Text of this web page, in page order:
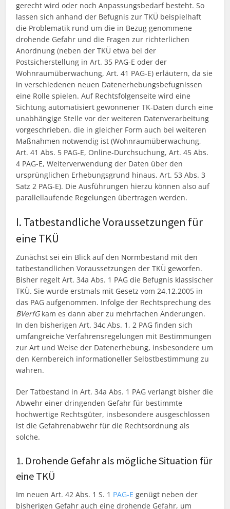
gerecht wird oder noch Anpassungsbedarf besteht. So
lassen sich anhand der Befugnis zur TKÜ beispielhaft
die Problematik rund um die in Bezug genommene
drohende Gefahr und die Fragen zur richterlichen
Anordnung (neben der TKÜ etwa bei der
Postsicherstellung in Art. 35 PAG-E oder der
Wohnraumüberwachung, Art. 41 PAG-E) erläutern, da sie
in verschiedenen neuen Datenerhebungsbefugnissen
eine Rolle spielen. Auf Rechtsfolgenseite wird eine
Sichtung automatisiert gewonnener TK-Daten durch eine
unabhängige Stelle vor der weiteren Datenverarbeitung
vorgeschrieben, die in gleicher Form auch bei weiteren
Maßnahmen notwendig ist (Wohnraumüberwachung,
Art. 41 Abs. 5 PAG-E, Online-Durchsuchung, Art. 45 Abs.
4 PAG-E, Weiterverwendung der Daten über den
ursprünglichen Erhebungsgrund hinaus, Art. 53 Abs. 3
Satz 2 PAG-E). Die Ausführungen hierzu können also auf
parallellaufende Regelungen übertragen werden.
I. Tatbestandliche Voraussetzungen für
eine TKÜ
Zunächst sei ein Blick auf den Normbestand mit den
tatbestandlichen Voraussetzungen der TKÜ geworfen.
Bisher regelt Art. 34a Abs. 1 PAG die Befugnis klassischer
TKÜ. Sie wurde erstmals mit Gesetz vom 24.12.2005 in
das PAG aufgenommen. Infolge der Rechtsprechung des
BVerfGkam es dann aber zu mehrfachen Änderungen.
In den bisherigen Art. 34c Abs. 1, 2 PAG finden sich
umfangreiche Verfahrensregelungen mit Bestimmungen
zur Art und Weise der Datenerhebung, insbesondere um
den Kernbereich informationeller Selbstbestimmung zu
wahren.
Der Tatbestand in Art. 34a Abs. 1 PAG verlangt bisher die
Abwehr einer dringenden Gefahr für bestimmte
hochwertige Rechtsgüter, insbesondere ausgeschlossen
ist die Gefahrenabwehr für die Rechtsordnung als
solche.
1. Drohende Gefahr als mögliche Situation für
eine TKÜ
Im neuen Art. 42 Abs. 1 S. 1 PAG-E genügt neben der
bisherigen Gefahr auch eine drohende Gefahr, um